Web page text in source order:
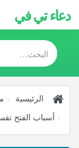
دعاء تي في
الرئيسية
أسباب الفتح